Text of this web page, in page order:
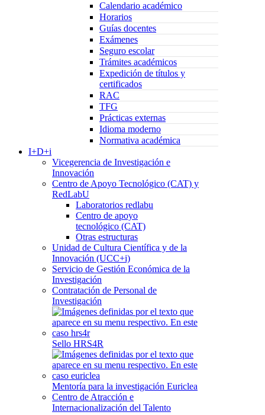
Calendario académico
Horarios
Guías docentes
Exámenes
Seguro escolar
Trámites académicos
Expedición de títulos y
certificados
RAC
TFG
Prácticas externas
Idioma moderno
Normativa académica
I+D+i
Vicegerencia de Investigación e
Innovación
Centro de Apoyo Tecnológico (CAT) y
RedLabU
Laboratorios redlabu
Centro de apoyo
tecnológico (CAT)
Otras estructuras
Unidad de Cultura Científica y de la
Innovación (UCC+i)
Servicio de Gestión Económica de la
Investigación
Contratación de Personal de
Investigación
Sello HRS4R
Mentoría para la investigación Euriclea
Centro de Atracción e
Internacionalización del Talento